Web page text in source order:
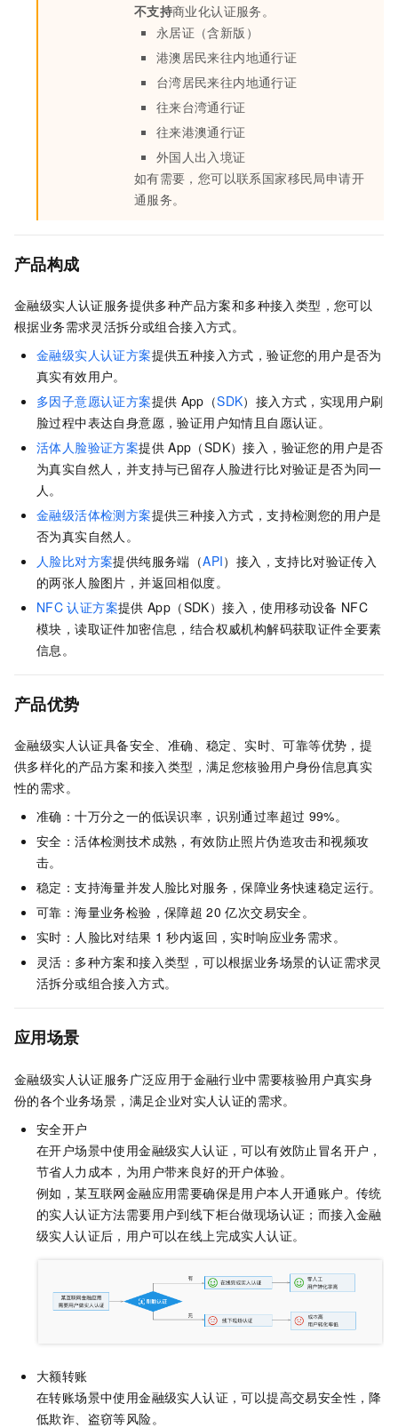
不支持商业化认证服务。
永居证（含新版）
港澳居民来往内地通行证
台湾居民来往内地通行证
往来台湾通行证
往来港澳通行证
外国人出入境证
如有需要，您可以联系国家移民局申请开
通服务。
产品构成
金融级实人认证服务提供多种产品方案和多种接入类型，您可以
根据业务需求灵活拆分或组合接入方式。
金融级实人认证方案提供五种接入方式，验证您的用户是否为
真实有效用户。
多因子意愿认证方案提供 App（SDK）接入方式，实现用户刷
脸过程中表达自身意愿，验证用户知情且自愿认证。
活体人脸验证方案提供 App（SDK）接入 ，验证您的用户是否
为真实自然人，并支持与已留存人脸进行比对验证是否为同一
人。
金融级活体检测方案提供三种接入方式，支持检测您的用户是
否为真实自然人。
人脸比对方案提供纯服务端（API）接入，支持比对验证传入
的两张人脸图片，并返回相似度。
NFC 认证方案提供 App（SDK）接入，使用移动设备 NFC
模块，读取证件加密信息，结合权威机构解码获取证件全要素
信息。
产品优势
金融级实人认证具备安全、准确、稳定、实时、可靠等优势，提
供多样化的产品方案和接入类型，满足您核验用户身份信息真实
性的需求。
准确：十万分之一的低误识率，识别通过率超过 99%。
安全：活体检测技术成熟，有效防止照片伪造攻击和视频攻
击。
稳定：支持海量并发人脸比对服务，保障业务快速稳定运行。
可靠：海量业务检验，保障超 20 亿次交易安全。
实时：人脸比对结果 1 秒内返回，实时响应业务需求。
灵活：多种方案和接入类型，可以根据业务场景的认证需求灵
活拆分或组合接入方式。
应用场景
金融级实人认证服务广泛应用于金融行业中需要核验用户真实身
份的各个业务场景，满足企业对实人认证的需求。
安全开户
在开户场景中使用金融级实人认证 ，可以有效防止冒名开户，
节省人力成本，为用户带来良好的开户体验。
例如，某互联网金融应用需要确保是用户本人开通账户。传统
的实人认证方法需要用户到线下柜台做现场认证；而接入金融
级实人认证后，用户可以在线上完成实人认证。
大额转账
在转账场景中使用金融级实人认证 ，可以提高交易安全性，降
低欺诈、盗窃等风险。